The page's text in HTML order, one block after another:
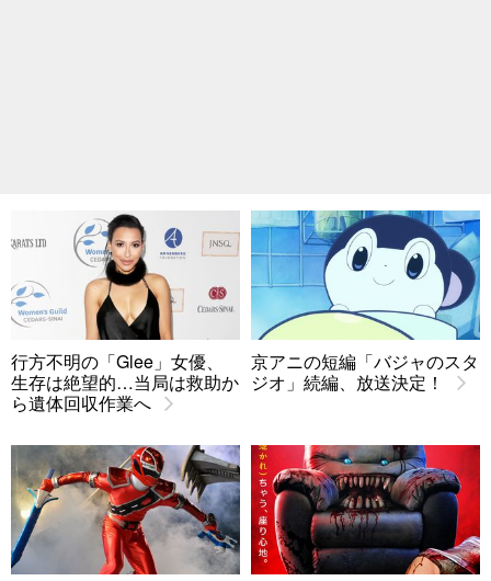
行方不明の「Glee」女優、
生存は絶望的…当局は救助か
ら遺体回収作業へ
京アニの短編「バジャのスタ
ジオ」続編、放送決定！